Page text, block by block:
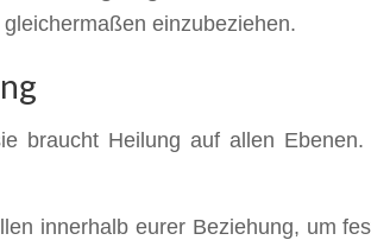
einzubeziehen.
braucht Heilung auf allen
innerhalb eurer Beziehung, um